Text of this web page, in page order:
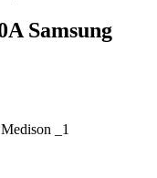
Samsung